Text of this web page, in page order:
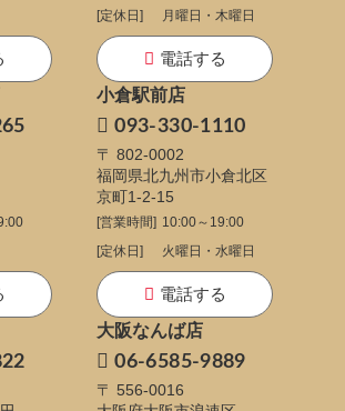
[定休日]
月曜日・木曜日
電話する
小倉駅前店
093-330-1110
〒 802-0002
福岡県北九州市小倉北区
京町1-2-15
[営業時間] 10:00～19:00
[定休日]
火曜日・水曜日
電話する
大阪なんば店
06-6585-9889
〒 556-0016